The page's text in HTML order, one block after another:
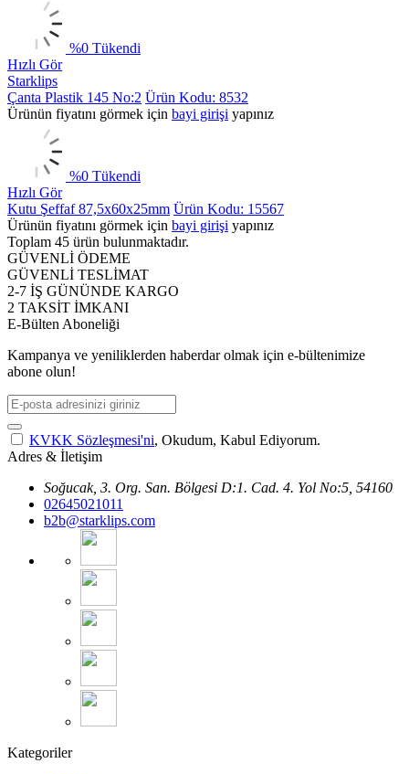
%0 Tükendi
Hızlı Gör
Starklips
Çanta Plastik 145 No:2 Ürün Kodu: 8532
Ürünün fiyatını görmek için bayi girişi yapınız
%0 Tükendi
Hızlı Gör
Kutu Şeffaf 87,5x60x25mm Ürün Kodu: 15567
Ürünün fiyatını görmek için bayi girişi yapınız
Toplam 45 ürün bulunmaktadır.
GÜVENLİ ÖDEME
GÜVENLİ TESLİMAT
2-7 İŞ GÜNÜNDE KARGO
2 TAKSİT İMKANI
E-Bülten Aboneliği
Kampanya ve yeniliklerden haberdar olmak için e-bültenimize
abone olun!
KVKK Sözleşmesi'ni, Okudum, Kabul Ediyorum.
Adres & İletişim
Soğucak, 3. Org. San. Bölgesi D:1. Cad. 4. Yol No:5, 54160
02645021011
b2b@starklips.com
Kategoriler